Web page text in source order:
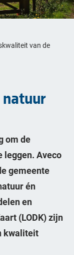
van de
om de
leggen. Aveco
gemeente
én
en
(LODK) zijn
kwaliteit